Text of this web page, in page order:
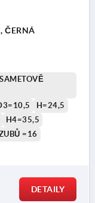
ČERNÁ
H=24,5
H4=35,5
=16
DETAILY